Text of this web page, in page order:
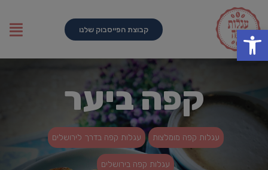
פתח סרגל נגישותקבוצת הפייסבוק שלנו
קפה ביער
עגלות קפה מומלצות עגלות קפה בדרך לירושלים
עגלות קפה בירושלים